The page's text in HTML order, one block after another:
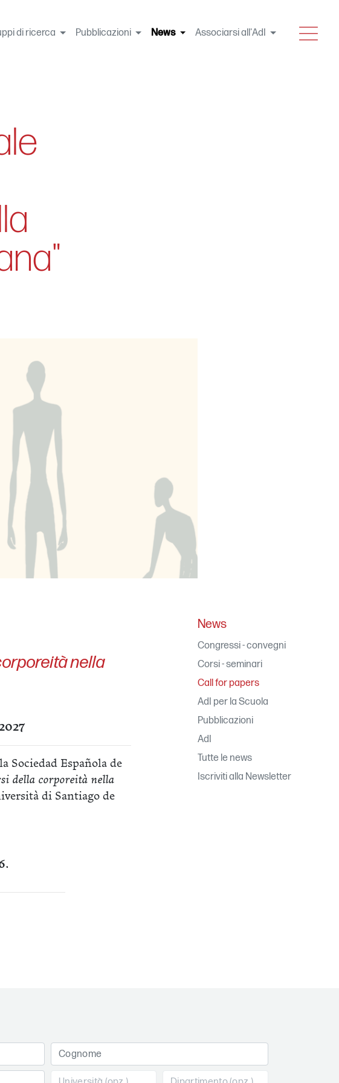
di ricerca Pubblicazioni News (current)
Associarsi all'AdI MENU
nella
Sociedad Española de
della corporeità nella
di Santiago de
.
News
Congressi - convegni
Corsi - seminari
Call for papers
AdI per la Scuola
Pubblicazioni
AdI
Tutte le news
Iscriviti alla Newsletter